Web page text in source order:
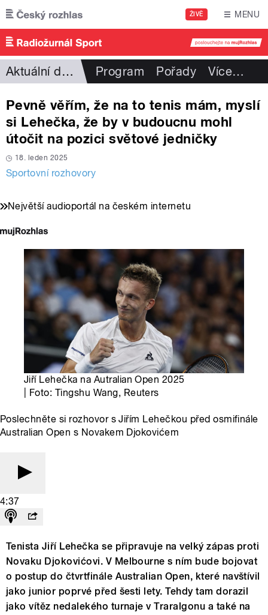
Přejít k hlavnímu obsahu
ŽIVĚ MENU
Aktuální dění Program Pořady Více…
Pevně věřím, že na to tenis mám, myslí
si Lehečka, že by v budoucnu mohl
útočit na pozici světové jedničky
18. leden 2025
Sportovní rozhovory
Největší audioportál na českém internetu
Jiří Lehečka na Autralian Open 2025
| Foto: Tingshu Wang, Reuters
Poslechněte si rozhovor s Jiřím Lehečkou před osmifinále
Australian Open s Novakem Djokovićem
4:37
Tenista Jiří Lehečka se připravuje na velký zápas proti
Novaku Djokovićovi. V Melbourne s ním bude bojovat
o postup do čtvrtfinále Australian Open, které navštívil
jako junior poprvé před šesti lety. Tehdy tam dorazil
jako vítěz nedalekého turnaje v Traralgonu a také na